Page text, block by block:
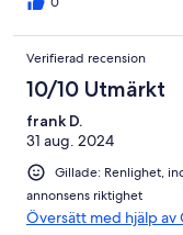
Verifierad recension
10/10 Utmärkt
frank D.
31 aug. 2024
Gillade: Renlighet,
annonsens riktighet
Översätt med hjälp av